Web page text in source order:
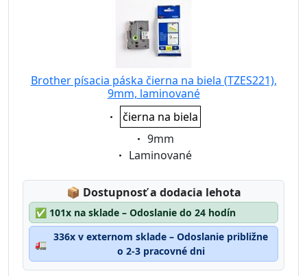
Brother písacia páska čierna na biela (TZES221),
9mm, laminované
Eigenschaft:
čierna na biela
Eigenschaft:
9mm
Eigenschaft:
Laminované
📦 Lagerstatus:
Dostupnosť a dodacia lehota
✅ 101x na sklade – Odoslanie do 24 hodín
🚛
336x v externom sklade – Odoslanie približne
o 2-3 pracovné dni